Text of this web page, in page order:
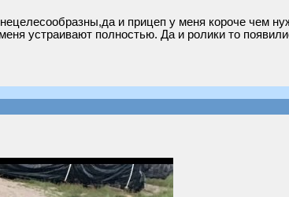
и прицеп у меня короче чем
устраивают полностью. Да и ролики то